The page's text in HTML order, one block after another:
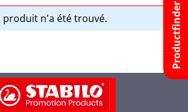
produit n'a été trouvé. Productfinder